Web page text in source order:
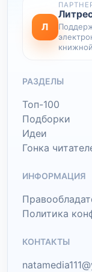
Л
РАЗДЕЛЫ
Топ-100
Подборки
Идеи
Гонка
ИНФОРМАЦИЯ
Политика
КОНТАКТЫ